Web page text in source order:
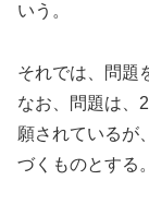
いう。
それでは、問題
なお、問題は、
願されているが
づくものとする。